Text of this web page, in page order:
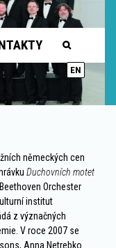
EN
německých cen
Duchovních motet
Orchester
institut
z význačných
V roce 2007 se
Anna Netrebko